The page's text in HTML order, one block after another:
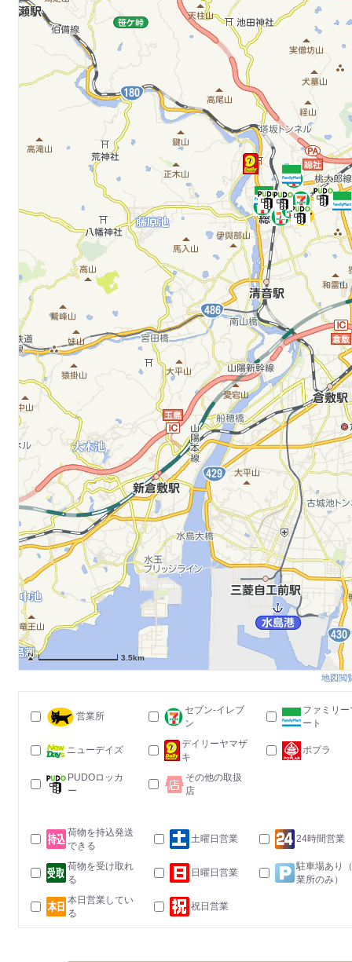
3.5km
地図閲
営業所
セブン-イレブ
ン
ファミリー
ート
ニューデイズ
デイリーヤマザ
キ
ポプラ
PUDOロッカ
ー
その他の取扱
店
荷物を持込発送
できる
土曜日営業 24時間営業
荷物を受け取れ
る
日曜日営業
駐車場あり
業所のみ）
本日営業してい
る
祝日営業